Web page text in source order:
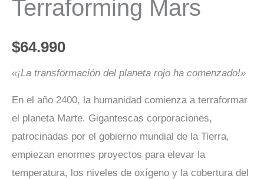
Terraforming Mars
$64.990
«¡La transformación del planeta rojo ha comenzado!»
En el año 2400, la humanidad comienza a terraformar
el planeta Marte. Gigantescas corporaciones,
patrocinadas por el gobierno mundial de la Tierra,
empiezan enormes proyectos para elevar la
temperatura, los niveles de oxígeno y la cobertura del